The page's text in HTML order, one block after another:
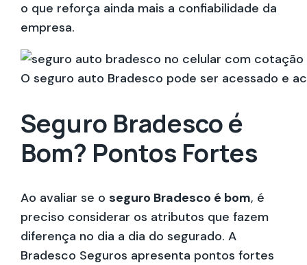
o que reforça ainda mais a confiabilidade da
empresa.
O seguro auto Bradesco pode ser acessado e
Seguro Bradesco é
Bom? Pontos Fortes
Ao avaliar se o seguro Bradesco é bom, é
preciso considerar os atributos que fazem
diferença no dia a dia do segurado. A
Bradesco Seguros apresenta pontos fortes